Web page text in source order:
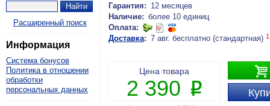
Расширенный поиск
Информация
Система бонусов
Политика в отношении
обработки
персональных данных
Гарантия: 12 месяцев
Наличие: более 10 единиц
Оплата:
Доставка: 7 авг. бесплатно (стандартная) 1

Цена товара
2 390 P